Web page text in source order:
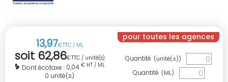
13,97€TTC / ML
soit 62,86€TTC / unité(s)
Dont écotaxe : 0,04 € HT / ML
0 unité(s)
pour toutes les agences
Quantité (unité(s))
Quantité (ML)